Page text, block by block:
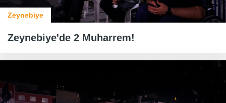
Zeynebiye
Zeynebiye'de 2 Muharrem!